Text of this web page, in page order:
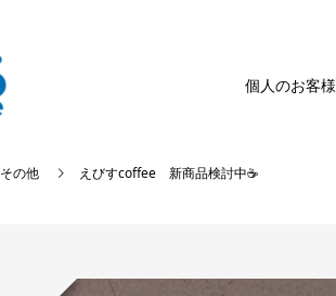
個人のお客様
その他 えびすcoffee 新商品検討中☕